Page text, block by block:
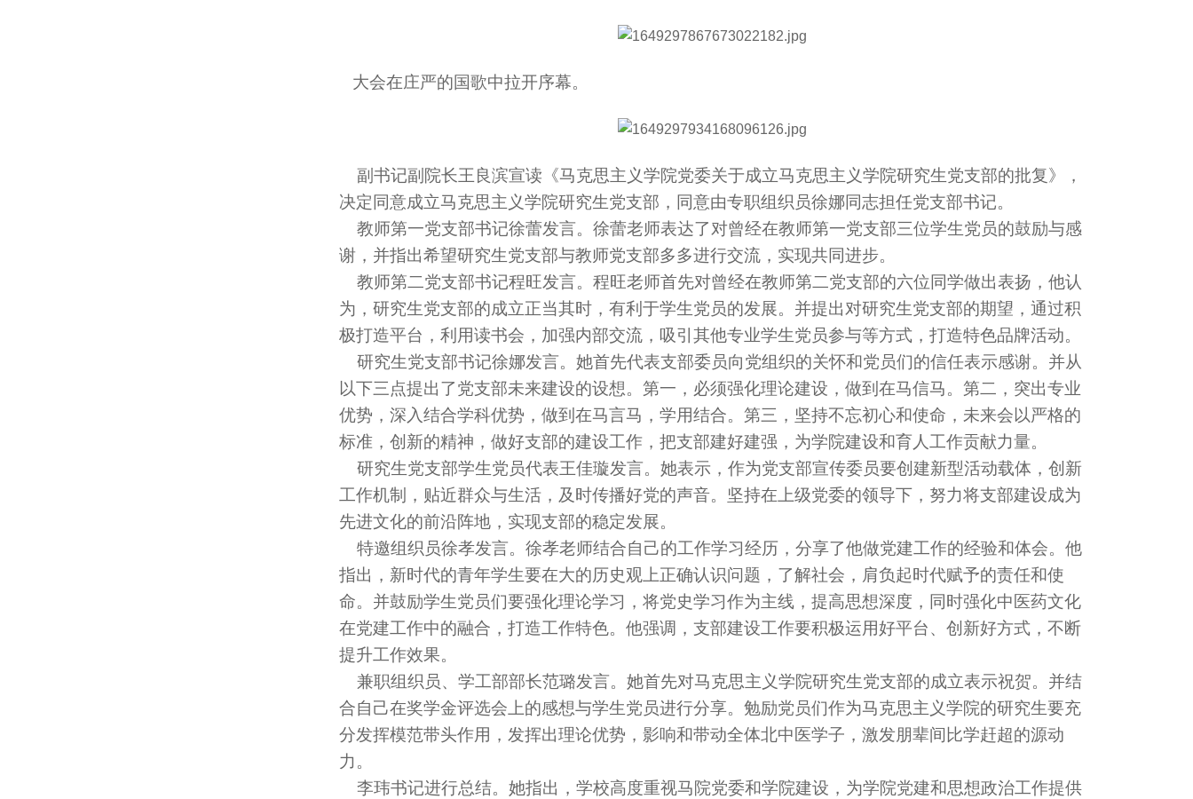
大会在庄严的国歌中拉开序幕。
副书记副院长王良滨宣读《马克思主义学院党委关于成立马克思主义学院研究生党支部的批复》，
决定同意成立马克思主义学院研究生党支部，同意由专职组织员徐娜同志担任党支部书记。
教师第一党支部书记徐蕾发言。徐蕾老师表达了对曾经在教师第一党支部三位学生党员的鼓励与感
谢，并指出希望研究生党支部与教师党支部多多进行交流，实现共同进步。
教师第二党支部书记程旺发言。程旺老师首先对曾经在教师第二党支部的六位同学做出表扬，他认
为，研究生党支部的成立正当其时，有利于学生党员的发展。并提出对研究生党支部的期望，通过积
极打造平台，利用读书会，加强内部交流，吸引其他专业学生党员参与等方式，打造特色品牌活动。
研究生党支部书记徐娜发言。她首先代表支部委员向党组织的关怀和党员们的信任表示感谢。并从
以下三点提出了党支部未来建设的设想。第一，必须强化理论建设，做到在马信马。第二，突出专业
优势，深入结合学科优势，做到在马言马，学用结合。第三，坚持不忘初心和使命，未来会以严格的
标准，创新的精神，做好支部的建设工作，把支部建好建强，为学院建设和育人工作贡献力量。
研究生党支部学生党员代表王佳璇发言。她表示，作为党支部宣传委员要创建新型活动载体，创新
工作机制，贴近群众与生活，及时传播好党的声音。坚持在上级党委的领导下，努力将支部建设成为
先进文化的前沿阵地，实现支部的稳定发展。
特邀组织员徐孝发言。徐孝老师结合自己的工作学习经历，分享了他做党建工作的经验和体会。他
指出，新时代的青年学生要在大的历史观上正确认识问题，了解社会，肩负起时代赋予的责任和使
命。并鼓励学生党员们要强化理论学习，将党史学习作为主线，提高思想深度，同时强化中医药文化
在党建工作中的融合，打造工作特色。他强调，支部建设工作要积极运用好平台、创新好方式，不断
提升工作效果。
兼职组织员、学工部部长范璐发言。她首先对马克思主义学院研究生党支部的成立表示祝贺。并结
合自己在奖学金评选会上的感想与学生党员进行分享。勉励党员们作为马克思主义学院的研究生要充
分发挥模范带头作用，发挥出理论优势，影响和带动全体北中医学子，激发朋辈间比学赶超的源动
力。
李玮书记进行总结。她指出，学校高度重视马院党委和学院建设，为学院党建和思想政治工作提供